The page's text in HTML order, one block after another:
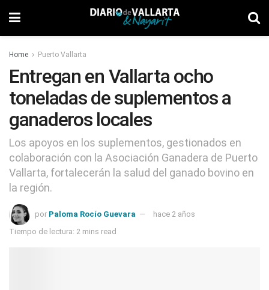
Home Puerto Vallarta
Entregan en Vallarta ocho
toneladas de suplementos a
ganaderos locales
Los apoyos en los suplementos, gestionados en
colaboración con la Asociación Ganadera de Puerto
Vallarta, fortalecerán la salud del ganado bovino en
la región.
por Paloma Rocío Guevara
hace 2 años
Tiempo de lectura: 2 mins read